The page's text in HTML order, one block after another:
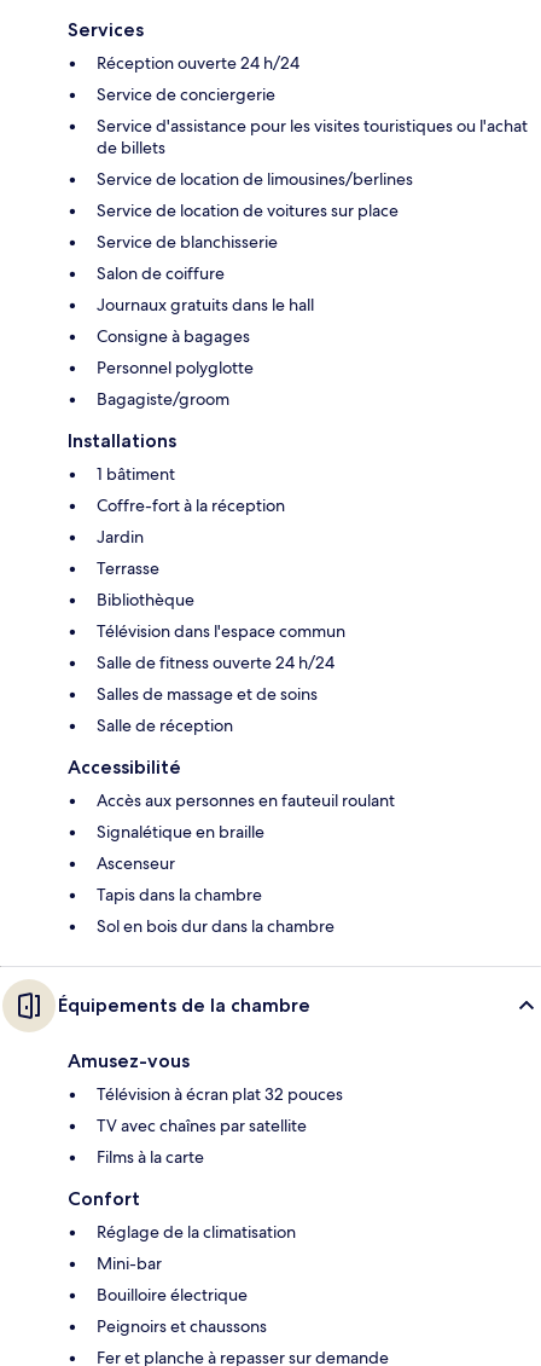
Services
Réception ouverte 24 h/24
Service de conciergerie
Service d'assistance pour les visites touristiques ou l'achat
de billets
Service de location de limousines/berlines
Service de location de voitures sur place
Service de blanchisserie
Salon de coiffure
Journaux gratuits dans le hall
Consigne à bagages
Personnel polyglotte
Bagagiste/groom
Installations
1 bâtiment
Coffre-fort à la réception
Jardin
Terrasse
Bibliothèque
Télévision dans l'espace commun
Salle de fitness ouverte 24 h/24
Salles de massage et de soins
Salle de réception
Accessibilité
Accès aux personnes en fauteuil roulant
Signalétique en braille
Ascenseur
Tapis dans la chambre
Sol en bois dur dans la chambre
Équipements de la chambre
Amusez-vous
Télévision à écran plat 32 pouces
TV avec chaînes par satellite
Films à la carte
Confort
Réglage de la climatisation
Mini-bar
Bouilloire électrique
Peignoirs et chaussons
Fer et planche à repasser sur demande